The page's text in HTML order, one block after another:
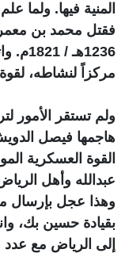
المنية فيها. ولما
فقتل محمد بن
مركزاً لنشاطه،
ولم تستقر الأمور
هاجمها فيصل
القوة العسكرية
عبدالله وأهل
وهذا عجل بإرسال
بقيادة حسين بك،
إلى الرياض مع